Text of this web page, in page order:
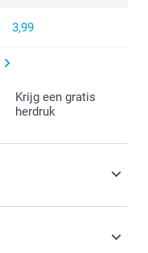
3,99
Krijg een gratis
herdruk
en exclusief